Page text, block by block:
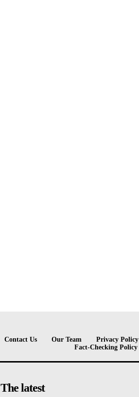
Contact Us Our Team Privacy Policy
Fact-Checking Policy
The latest